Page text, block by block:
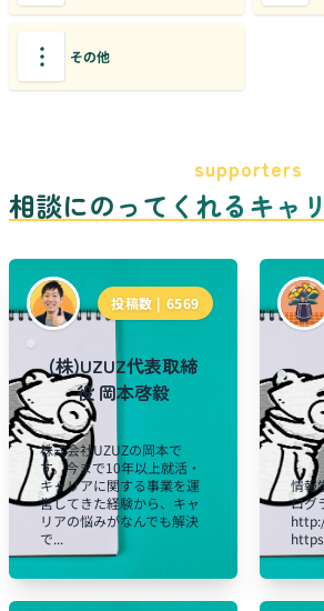
その他
supporters
相談にのってくれるキャ
投稿数 | 6569
(株)UZUZ代表取締
役 岡本啓毅
株式会社UZUZの岡本で
す。今まで10年以上就活・
キャリアに関する事業を運
営してきた経験から、キャ
リアの悩みがなんでも解決
で...
情報
ログ